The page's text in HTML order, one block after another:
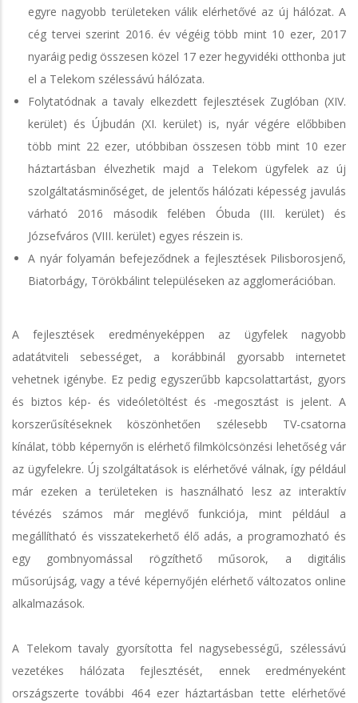
egyre nagyobb területeken válik elérhetővé az új hálózat. A
cég tervei szerint 2016. év végéig több mint 10 ezer, 2017
nyaráig pedig összesen közel 17 ezer hegyvidéki otthonba jut
el a Telekom szélessávú hálózata.
Folytatódnak a tavaly elkezdett fejlesztések Zuglóban (XIV.
kerület) és Újbudán (XI. kerület) is, nyár végére előbbiben
több mint 22 ezer, utóbbiban összesen több mint 10 ezer
háztartásban élvezhetik majd a Telekom ügyfelek az új
szolgáltatásminőséget, de jelentős hálózati képesség javulás
várható 2016 második felében Óbuda (III. kerület) és
Józsefváros (VIII. kerület) egyes részein is.
A nyár folyamán befejeződnek a fejlesztések Pilisborosjenő,
Biatorbágy, Törökbálint településeken az agglomerációban.
A fejlesztések eredményeképpen az ügyfelek nagyobb
adatátviteli sebességet, a korábbinál gyorsabb internetet
vehetnek igénybe. Ez pedig egyszerűbb kapcsolattartást, gyors
és biztos kép- és videóletöltést és -megosztást is jelent. A
korszerűsítéseknek köszönhetően szélesebb TV-csatorna
kínálat, több képernyőn is elérhető filmkölcsönzési lehetőség vár
az ügyfelekre. Új szolgáltatások is elérhetővé válnak, így például
már ezeken a területeken is használható lesz az interaktív
tévézés számos már meglévő funkciója, mint például a
megállítható és visszatekerhető élő adás, a programozható és
egy gombnyomással rögzíthető műsorok, a digitális
műsorújság, vagy a tévé képernyőjén elérhető változatos online
alkalmazások.
A Telekom tavaly gyorsította fel nagysebességű, szélessávú
vezetékes hálózata fejlesztését, ennek eredményeként
országszerte további 464 ezer háztartásban tette elérhetővé